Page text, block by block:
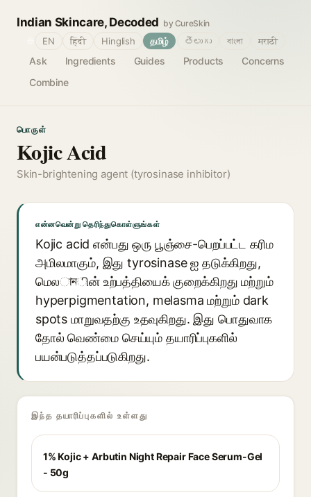
Indian Skincare, Decoded by CureSkin
Ask Ingredients Guides Products
Concerns
Combine
EN हिंदी Hinglish தமிழ் తెలుగు বাংলা मराठी
பொருள்
Kojic Acid
Skin-brightening agent (tyrosinase inhibitor)
என்னவென்று தெரிந்துகொள்ளுங்கள்
Kojic acid என்பது ஒரு பூஞ்சை-பெறப்பட்ட கரிம
அமிலமாகும், இது tyrosinase ஐ தடுக்கிறது,
மெலানின் உற்பத்தியைக் குறைக்கிறது மற்றும்
hyperpigmentation, melasma மற்றும் dark
spots மாறுவதற்கு உதவுகிறது. இது பொதுவாக
தோல் வெண்மை செய்யும் தயாரிப்புகளில்
பயன்படுத்தப்படுகிறது.
இந்த தயாரிப்புகளில் உள்ளது
1% Kojic + Arbutin Night Repair Face Serum-Gel
- 50g